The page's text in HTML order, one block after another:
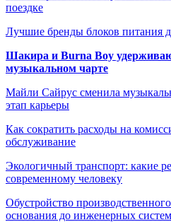
поездке
Лучшие бренды блоков питания
Шакира и Burna Boy
музыкальном чарте
Майли Сайрус сменила
этап карьеры
Как сократить расходы на
обслуживание
Экологичный транспорт: какие
современному человеку
Обустройство
основания до инженерных систем